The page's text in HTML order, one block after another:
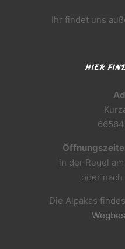
Ihr findet uns
HIER
in der Regel
oder
Die Alpakas